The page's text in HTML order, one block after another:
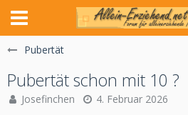
Pubertät
Pubertät schon mit 10 ?
Josefinchen 4. Februar 2026